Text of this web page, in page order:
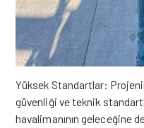
Yüksek Standartlar:
güvenliği ve teknik
havalimanının geleceğine